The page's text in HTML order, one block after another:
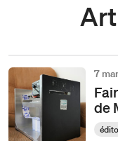
de
7